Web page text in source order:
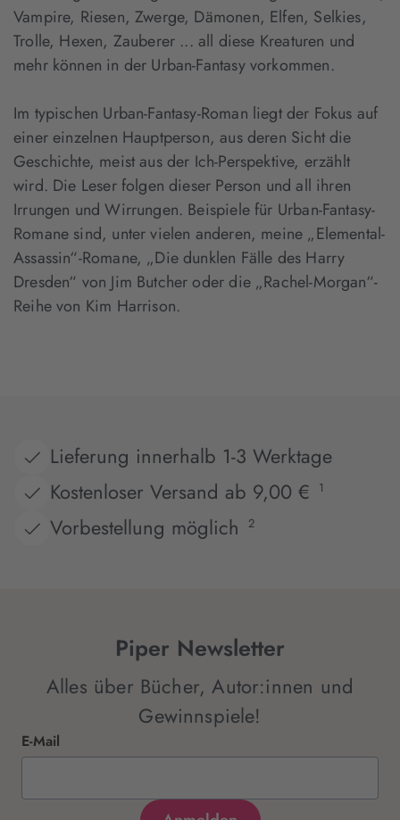
Vampire, Riesen, Zwerge, Dämonen, Elfen, Selkies,
Trolle, Hexen, Zauberer ... all diese Kreaturen und
mehr können in der Urban-Fantasy vorkommen.
Im typischen Urban-Fantasy-Roman liegt der Fokus auf
einer einzelnen Hauptperson, aus deren Sicht die
Geschichte, meist aus der Ich-Perspektive, erzählt
wird. Die Leser folgen dieser Person und all ihren
Irrungen und Wirrungen. Beispiele für Urban-Fantasy-
Romane sind, unter vielen anderen, meine „Elemental-
Assassin“-Romane, „Die dunklen Fälle des Harry
Dresden“ von Jim Butcher oder die „Rachel-Morgan“-
Reihe von Kim Harrison.
Lieferung innerhalb 1-3 Werktage
Kostenloser Versand ab 9,00 €
1
Vorbestellung möglich 2
Piper Newsletter
Alles über Bücher, Autor:innen und
Gewinnspiele!
E-Mail